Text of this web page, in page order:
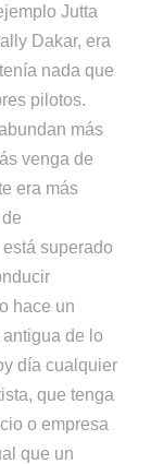
Jutta
Dakar, era
nada que
pilotos.
más
venga de
era más
superado
hace un
de lo
día cualquier
que tenga
o empresa
que un